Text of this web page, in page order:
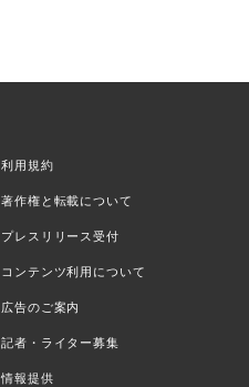
利用規約
著作権と転載について
プレスリリース受付
コンテンツ利用について
広告のご案内
記者・ライター募集
情報提供